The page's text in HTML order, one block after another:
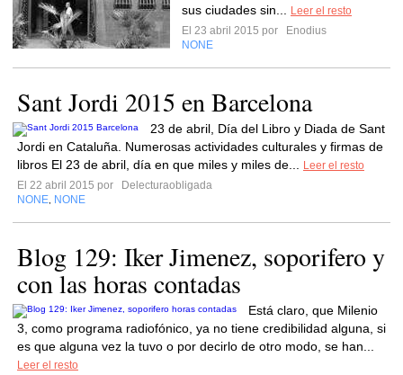
sus ciudades sin...
Leer el resto
El 23 abril 2015 por
Enodius
NONE
Sant Jordi 2015 en Barcelona
23 de abril, Día del Libro y Diada de Sant
Jordi en Cataluña. Numerosas actividades culturales y firmas de
libros El 23 de abril, día en que miles y miles de...
Leer el resto
El 22 abril 2015 por
Delecturaobligada
NONE NONE
Blog 129: Iker Jimenez, soporifero y
con las horas contadas
Está claro, que Milenio
3, como programa radiofónico, ya no tiene credibilidad alguna, si
es que alguna vez la tuvo o por decirlo de otro modo, se han...
Leer el resto